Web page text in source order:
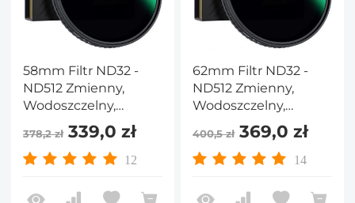
58mm Filtr ND32 -
ND512 Zmienny,
Wodoszczelny,
Odporny na
Zadrapania,
Wielowarstwowy,
378,2 zł339,0 zł
12
62mm Filtr ND32 -
ND512 Zmienny,
Wodoszczelny,
Odporny na
Zadrapania,
Wielowarstwowy,
400,5 zł369,0 zł
14